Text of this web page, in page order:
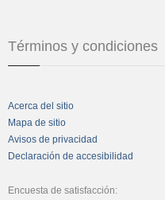
Términos y condiciones
Acerca del sitio
Mapa de sitio
Avisos de privacidad
Declaración de accesibilidad
Encuesta de satisfacción: